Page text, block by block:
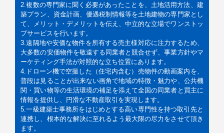
2.複数の専門家に聞く必要があったことを、土地活用方法、建
築プラン、資金計画、優遇税制情報等を土地建物の専門家とし
て、メリット・デメリットを伝え、中立的な立場でワンストッ
プサービスを行います。
3.遠隔地や安価な物件を所有する売主様対応に注力するため、
大多数の安価物件を敬遠する同業者と競合せず、事業方針やマ
ーケティング手法が対照的な立ち位置にあります。
4.ドローン機で空撮した（住宅内含む）売物件の動画案内を、
普段は見ることが出来ない画角で地域の特徴・魅力や、公共機
関・買い物等の生活環境の補足を添えて全国の同業者と買主に
情報を提供し、円滑な不動産取引を実現します。
5.一級建築士事務所をはじめとする高い専門性を持つ取引先と
連携し、根本的な解決に至れるよう最大限の尽力をさせて頂き
ます。